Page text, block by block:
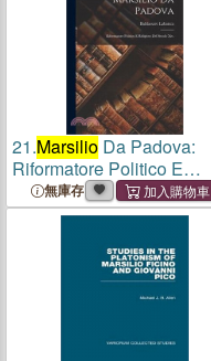
21.Marsilio Da Padova:
Riformatore Politico E
Religioso Del Secolo Xiv.
無庫存